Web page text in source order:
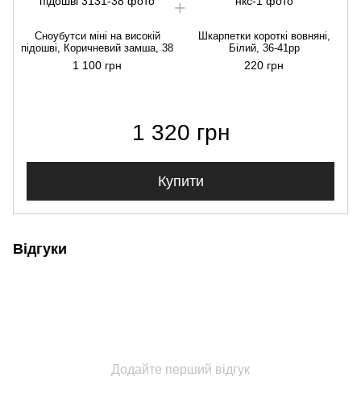
Сноубутси міні на високій
підошві, Коричневий замша, 38
1 100 грн
Шкарпетки короткі вовняні,
Білий, 36-41рр
220 грн
1 320 грн
Купити
Відгуки
Додайте перший відгук